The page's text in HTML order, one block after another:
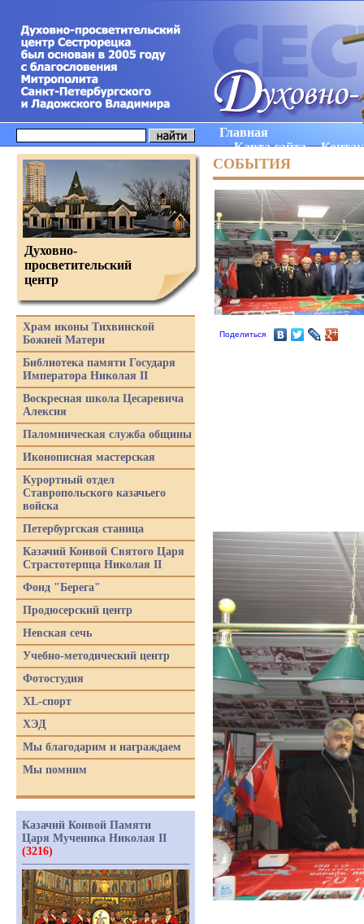
Главная
Карта сайта
СОБЫТИЯ
Поделиться
Духовно-
просветительский
центр
Храм иконы Тихвинской
Божией Матери
Библиотека памяти Государя
Императора Николая II
Воскресная школа Цесаревича
Алексия
Паломническая служба общины
Иконописная мастерская
Курортный отдел
Ставропольского казачьего
войска
Петербургская станица
Казачий Конвой Святого Царя
Страстотерпца Николая II
Фонд "Берега"
Продюсерский центр
Невская сечь
Учебно-методический центр
Фотостудия
XL-спорт
ХЭД
Мы благодарим и награждаем
Мы помним
Казачий Конвой Памяти
Царя Мученика Николая II
(3216)